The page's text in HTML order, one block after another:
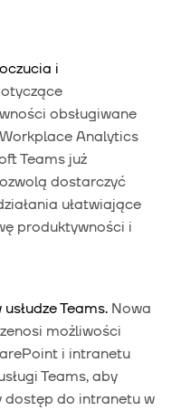
i
obsługiwane
Analytics
Teams już
dostarczyć
ułatwiające
produktywności i
Teams. Nowa
możliwości
i intranetu
Teams, aby
dostęp do intranetu w